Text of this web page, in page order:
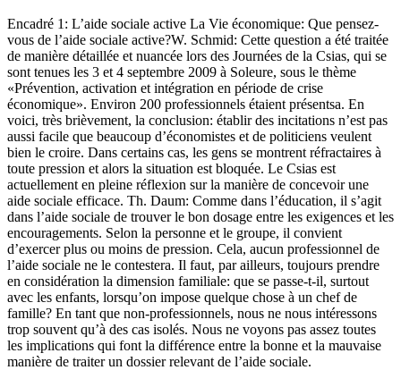
Encadré 1: L’aide sociale active La Vie économique: Que pensez-
vous de l’aide sociale active?W. Schmid: Cette question a été traitée
de manière détaillée et nuancée lors des Journées de la Csias, qui se
sont tenues les 3 et 4 septembre 2009 à Soleure, sous le thème
«Prévention, activation et intégration en période de crise
économique». Environ 200 professionnels étaient présentsa. En
voici, très brièvement, la conclusion: établir des incitations n’est pas
aussi facile que beaucoup d’économistes et de politiciens veulent
bien le croire. Dans certains cas, les gens se montrent réfractaires à
toute pression et alors la situation est bloquée. Le Csias est
actuellement en pleine réflexion sur la manière de concevoir une
aide sociale efficace. Th. Daum: Comme dans l’éducation, il s’agit
dans l’aide sociale de trouver le bon dosage entre les exigences et les
encouragements. Selon la personne et le groupe, il convient
d’exercer plus ou moins de pression. Cela, aucun professionnel de
l’aide sociale ne le contestera. Il faut, par ailleurs, toujours prendre
en considération la dimension familiale: que se passe-t-il, surtout
avec les enfants, lorsqu’on impose quelque chose à un chef de
famille? En tant que non-professionnels, nous ne nous intéressons
trop souvent qu’à des cas isolés. Nous ne voyons pas assez toutes
les implications qui font la différence entre la bonne et la mauvaise
manière de traiter un dossier relevant de l’aide sociale.